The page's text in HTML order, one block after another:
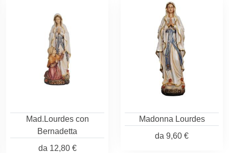
Mad.Lourdes con
Bernadetta
da 12,80 €
Madonna Lourdes
da 9,60 €